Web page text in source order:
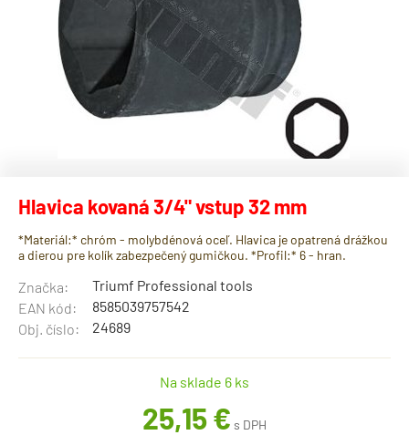
Dodacie podmienky
Kontakt
Hlavica kovaná 3/4" vstup 32 mm
*Materiál:* chróm - molybdénová oceľ. Hlavica je opatrená drážkou
a dierou pre kolík zabezpečený gumičkou. *Profil:* 6 - hran.
Značka:
Triumf Professional tools
EAN kód:
8585039757542
Obj. číslo:
24689
Na sklade 6 ks
25,15 € s DPH